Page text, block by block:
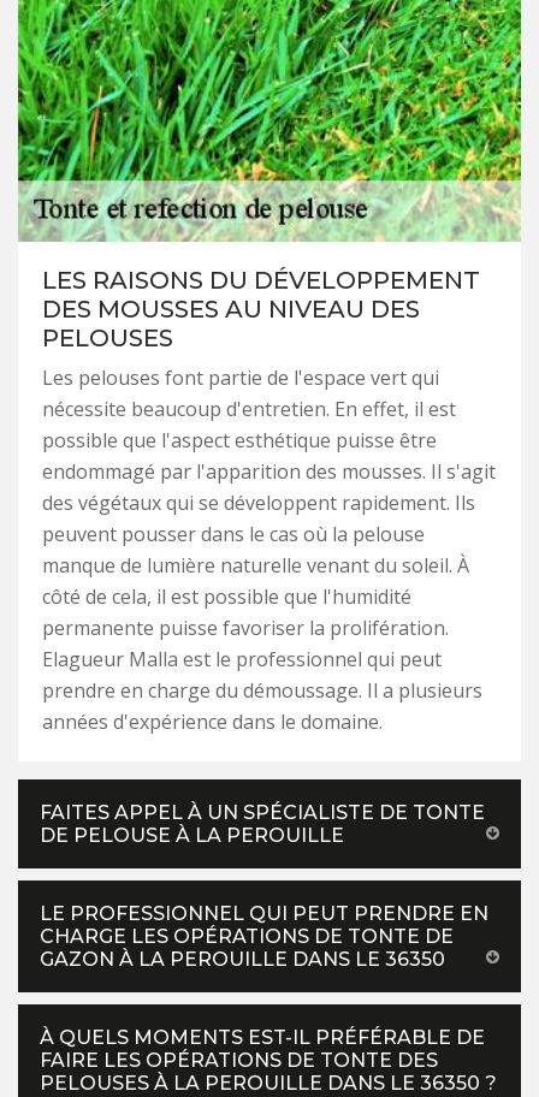
LES RAISONS DU DÉVELOPPEMENT
DES MOUSSES AU NIVEAU DES
PELOUSES
Les pelouses font partie de l'espace vert qui
nécessite beaucoup d'entretien. En effet, il est
possible que l'aspect esthétique puisse être
endommagé par l'apparition des mousses. Il s'agit
des végétaux qui se développent rapidement. Ils
peuvent pousser dans le cas où la pelouse
manque de lumière naturelle venant du soleil. À
côté de cela, il est possible que l'humidité
permanente puisse favoriser la prolifération.
Elagueur Malla est le professionnel qui peut
prendre en charge du démoussage. Il a plusieurs
années d'expérience dans le domaine.
FAITES APPEL À UN SPÉCIALISTE DE TONTE
DE PELOUSE À LA PEROUILLE
LE PROFESSIONNEL QUI PEUT PRENDRE EN
CHARGE LES OPÉRATIONS DE TONTE DE
GAZON À LA PEROUILLE DANS LE 36350
À QUELS MOMENTS EST-IL PRÉFÉRABLE DE
FAIRE LES OPÉRATIONS DE TONTE DES
PELOUSES À LA PEROUILLE DANS LE 36350 ?